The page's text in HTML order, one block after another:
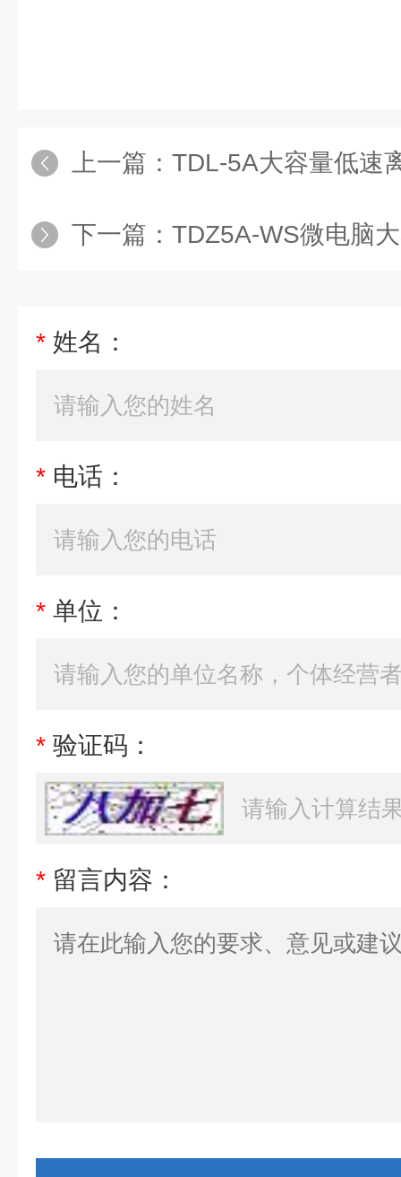
上一篇： TDL-5A大容量低速
下一篇： TDZ5A-WS微电脑
* 姓名：
* 电话：
* 单位：
* 验证码：
* 留言内容：